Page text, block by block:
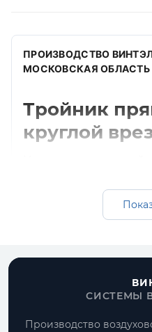
ПРОИЗВОДСТВО
МОСКОВСКАЯ ОБЛАСТЬ
Тройник
круглой
вентиляции:
нержавеющая
СИСТЕМЫ
Производство